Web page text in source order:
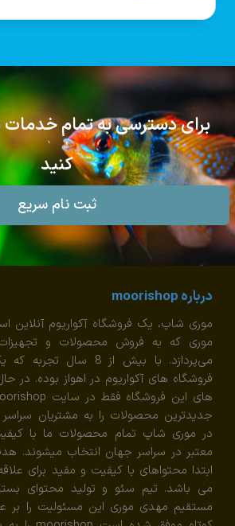
برای دسترسی به تمام
کنید
ثبت نام سریع
درباره moorishop
موری شاپ، یک فروشگاه آکواریوم آنلاین
موری که به فروش محصولات و تجهیزات
می‌پردازد. با بیش از 8
فروشگاه های آکواریوم در اهواز بوده. در
جدیدترین محصولات را به مشتریان سراسر
در موری شاپ تمام محصولات ما با
معتبر در سراسر جهان انتخاب میشوند.
ابتدا محتواهای با کیفیت و مفید برای
می باشد. تیم سئو و تولید محتوای
مستقیم مهدی موری این مسئولیت را بر